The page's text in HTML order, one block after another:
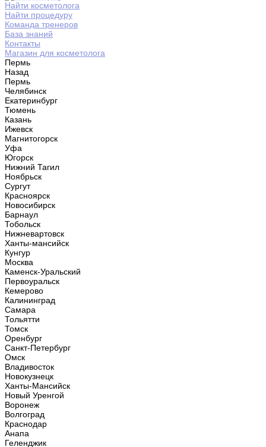
Найти косметолога
Найти процедуру
Команда тренеров
База знаний
Контакты
Магазин для косметолога
Пермь
Назад
Пермь
Челябинск
Екатеринбург
Тюмень
Казань
Ижевск
Магнитогорск
Уфа
Югорск
Нижний Тагил
Ноябрьск
Сургут
Красноярск
Новосибирск
Барнаул
Тобольск
Нижневартовск
Ханты-мансийск
Кунгур
Москва
Каменск-Уральский
Первоуральск
Кемерово
Калининград
Самара
Тольятти
Томск
Оренбург
Санкт-Петербург
Омск
Владивосток
Новокузнецк
Ханты-Мансийск
Новый Уренгой
Воронеж
Волгоград
Краснодар
Анапа
Геленджик